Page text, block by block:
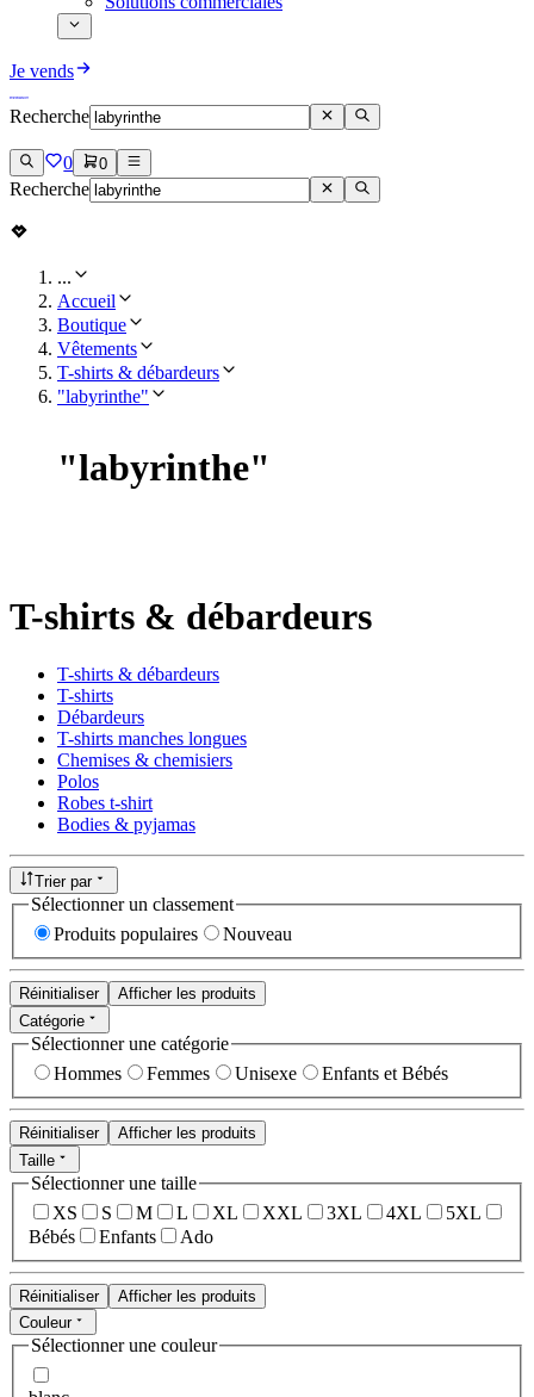
Je vends
Recherche
0 0
Recherche
...
Accueil
Boutique
Vêtements
T-shirts & débardeurs
"labyrinthe"
"labyrinthe"
T-shirts & débardeurs
T-shirts & débardeurs
T-shirts
Débardeurs
T-shirts manches longues
Chemises & chemisiers
Polos
Robes t-shirt
Bodies & pyjamas
Trier par
Sélectionner un classement
Produits populaires
Nouveau
Réinitialiser
Afficher les produits
Catégorie
Sélectionner une catégorie
Hommes
Femmes Unisexe Enfants et Bébés
Réinitialiser
Afficher les produits
Taille
Sélectionner une taille
XS
S M L XL XXL 3XL 4XL
5XL
Bébés
Enfants Ado
Réinitialiser
Afficher les produits
Couleur
Sélectionner une couleur